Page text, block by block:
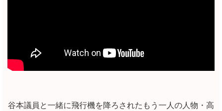
谷本議員と一緒に飛行機を降ろされたもう一人の人物・高